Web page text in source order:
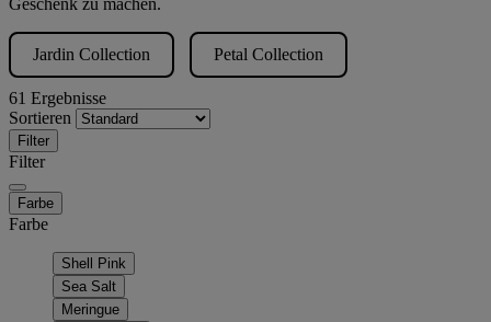
Jardin Collection Petal Collection
61 Ergebnisse
Sortieren
Filter
Filter
Farbe
Farbe
Shell Pink
Sea Salt
Meringue